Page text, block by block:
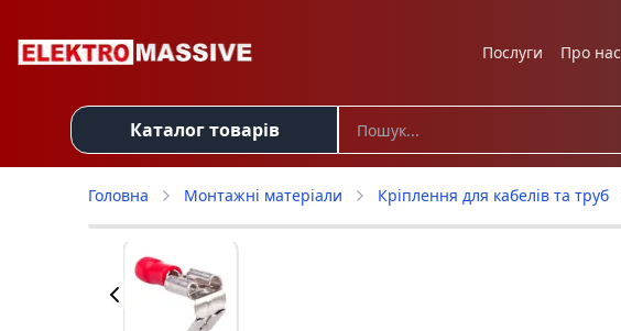
Послуги Про нас
Каталог товарів
Головна Монтажні матеріали Кріплення для кабелів та труб